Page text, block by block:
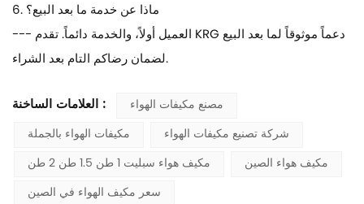
6. ماذا عن خدمة ما بعد البيع؟
--- العميل أولاً، والخدمة دائماً. تقدم KRG دعماً موثوقاً لما بعد البيع
لضمان رضاكم التام بعد الشراء.
العلامات الساخنة :
مصنع مكيفات الهواء
مكيفات الهواء بالجملة
شركة تصنيع مكيفات الهواء
مكيف هواء سبليت 1 طن 1.5 طن 2 طن
مكيف هواء الصين
سعر مكيف الهواء في الصين